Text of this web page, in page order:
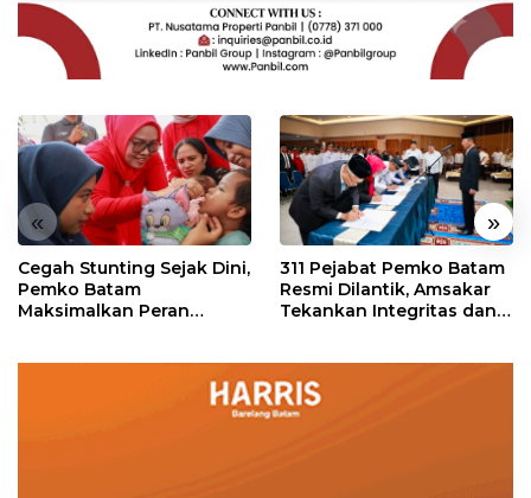
« »
Cegah Stunting Sejak Dini,
Pemko Batam
Maksimalkan Peran
311 Pejabat Pemko Batam
Resmi Dilantik, Amsakar
Tekankan Integritas dan